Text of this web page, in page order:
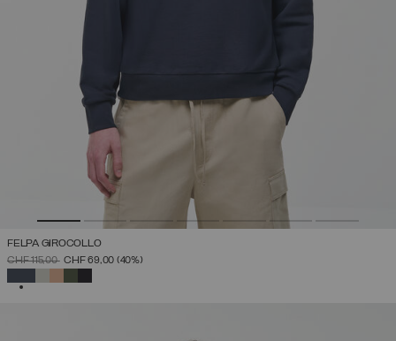
FELPA GIROCOLLO
PREZZO RIDOTTO DA
CHF 115,00ACHF 69,00 (40%)